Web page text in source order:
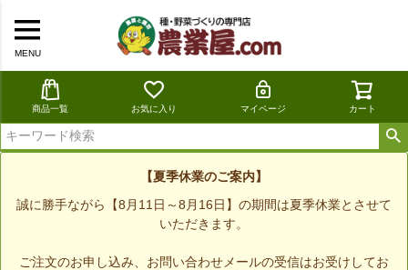
MENU
商品一覧 お気に入り マイページ カート
【夏季休業のご案内】
誠に勝手ながら【8月11日～8月16日】の期間は夏季休業とさせて
いただきます。
ご注文のお申し込み、お問い合わせメールの受信はお受けしてお